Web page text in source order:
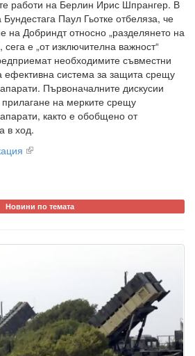
работи на Берлин Ирис Шпрангер. В
Паул Гьотке отбеляза, че
на Добриндт относно „разделянето на
сега е „от изключителна важност“
необходимите съвместни
ефективна система за защита срещу
Първоначалните дискусии
прилагане на мерките срещу
както е обобщено от
в ход.
Новини по темата